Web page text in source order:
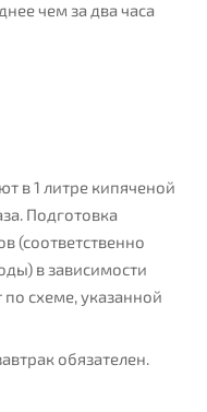
чем за два часа
в 1 литре кипяченой
Подготовка
(соответственно
в зависимости
схеме, указанной
обязателен.